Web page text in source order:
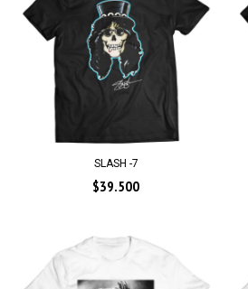
SLASH -7
$39.500